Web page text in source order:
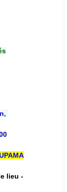
,
lieu -